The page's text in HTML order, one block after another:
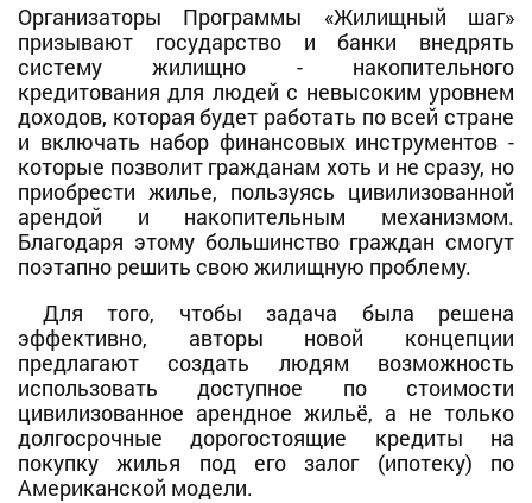
Организаторы Программы «Жилищный шаг»
призывают государство и банки внедрять
систему жилищно - накопительного
кредитования для людей с невысоким уровнем
доходов, которая будет работать по всей стране
и включать набор финансовых инструментов -
которые позволит гражданам хоть и не сразу, но
приобрести жилье, пользуясь цивилизованной
арендой и накопительным механизмом.
Благодаря этому большинство граждан смогут
поэтапно решить свою жилищную проблему.
Для того, чтобы задача была решена
эффективно, авторы новой концепции
предлагают создать людям возможность
использовать доступное по стоимости
цивилизованное арендное жильё, а не только
долгосрочные дорогостоящие кредиты на
покупку жилья под его залог (ипотеку) по
Американской модели.